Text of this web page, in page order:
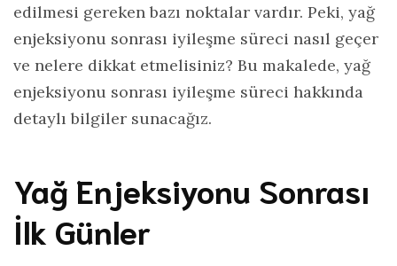
edilmesi gereken bazı noktalar vardır. Peki, yağ
enjeksiyonu sonrası iyileşme süreci nasıl geçer
ve nelere dikkat etmelisiniz? Bu makalede, yağ
enjeksiyonu sonrası iyileşme süreci hakkında
detaylı bilgiler sunacağız.
Yağ Enjeksiyonu Sonrası
İlk Günler